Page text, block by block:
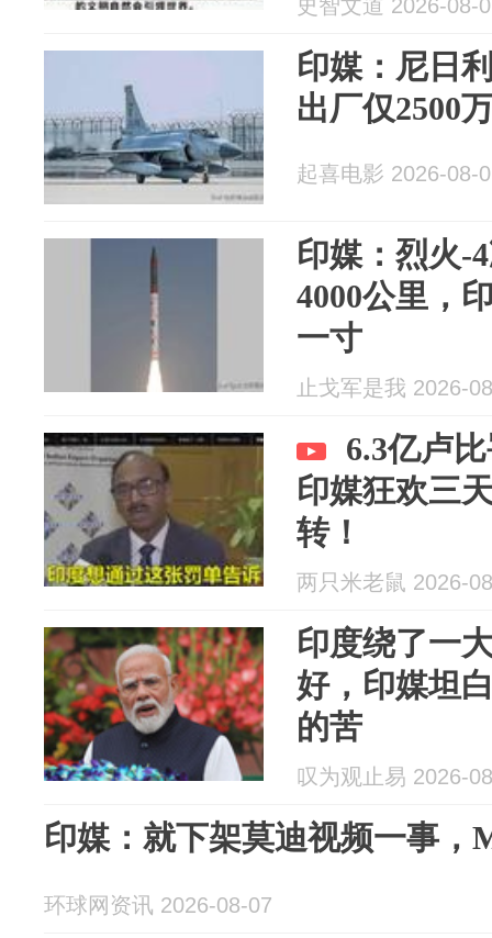
史智文道 2026-08-
印媒：尼日
出厂仅2500
起喜电影 2026-08-
印媒：烈火-
4000公里，
一寸
止戈军是我 2026-
6.3亿卢
印媒狂欢三
转！
两只米老鼠 2026-
印度绕了一
好，印媒坦
的苦
叹为观止易 2026-
印媒：就下架莫迪视频一事，
环球网资讯 2026-08-07